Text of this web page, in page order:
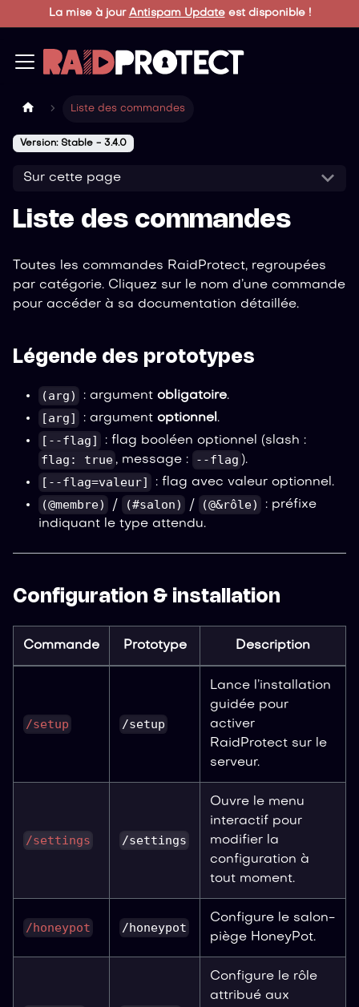
La mise à jour Antispam Updateest disponible !
Liste des commandes
Version: Stable - 3.4.0
Sur cette page
Liste des commandes
Toutes les commandes RaidProtect, regroupées
par catégorie. Cliquez sur le nom d’une commande
pour accéder à sa documentation détaillée.
Légende des prototypes
(arg) : argumentobligatoire.
[arg] : argumentoptionnel.
[--flag] : flag booléen optionnel (slash :
flag: true , message : --flag ).
[--flag=valeur] : flag avec valeur optionnel.
(@membre) / (#salon) / (@&rôle)
: préfixe
indiquant le type attendu.
Configuration & installation
Commande Prototype Description
/setup /setup
Lance l’installation
guidée pour
activer
RaidProtect sur le
serveur.
/settings /settings
Ouvre le menu
interactif pour
modifier la
configuration à
tout moment.
/honeypot /honeypot
Configure le salon-
piège HoneyPot.
Configure le rôle
attribué aux